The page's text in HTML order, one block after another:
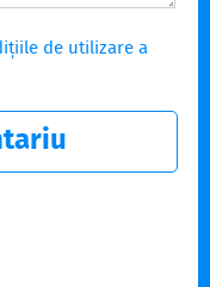
de utilizare a